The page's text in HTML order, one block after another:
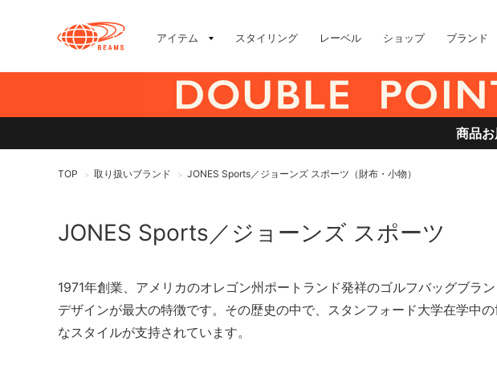
アイテム スタイリング レーベル ショップ ブランド
商品
TOP > 取り扱いブランド > JONES Sports／ジョーンズ スポーツ（財布・小物）
JONES Sports／ジョーンズ スポーツ
1971年創業、アメリカのオレゴン州ポートランド発祥のゴルフバッグブラ
デザインが最大の特徴です。その歴史の中で、スタンフォード大学在学中
なスタイルが支持されています。